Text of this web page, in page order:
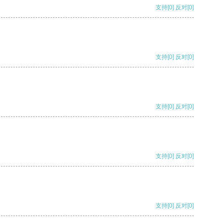
支持[0] 反对[0]
支持[0] 反对[0]
支持[0] 反对[0]
支持[0] 反对[0]
支持[0] 反对[0]